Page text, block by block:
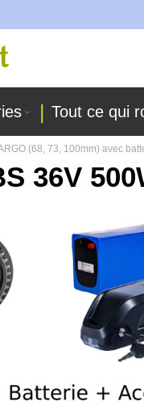
Tout ce qui
(68, 73, 100mm) avec
36V